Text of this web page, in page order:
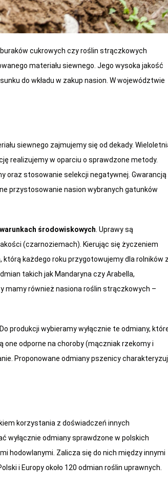
cukrowych czy roślin strączkowych
materiału siewnego. Jego wysoka jakość
do wkładu w zakup nasion. W województwie
siewnego zajmujemy się od dekady.
realizujemy w oparciu o sprawdzone metody.
oraz stosowanie selekcji negatywnej. Gwarancją
przystosowanie nasion wybranych gatunków
środowiskowych. Uprawy są
(czarnoziemach). Kierując się życzeniem
każdego roku przygotowujemy dla rolników
takich jak Mandaryna czy Arabella,
mamy również nasiona roślin strączkowych –
produkcji wybieramy wyłącznie te odmiany,
odporne na choroby (mączniak rzekomy i
Proponowane odmiany pszenicy
korzystania z doświadczeń innych
wyłącznie odmiany sprawdzone w polskich
hodowlanymi. Zalicza się do nich między innymi
i Europy około 120 odmian roślin uprawnych.